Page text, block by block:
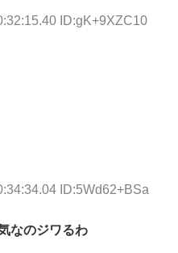
ID:gK+9XZC10
ID:5Wd62+BSa
なのジワるわ